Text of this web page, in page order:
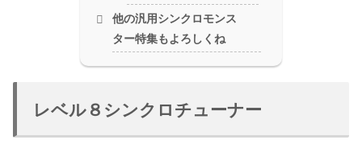
他の汎用シンクロモンス
ター特集もよろしくね
レベル８シンクロチューナー